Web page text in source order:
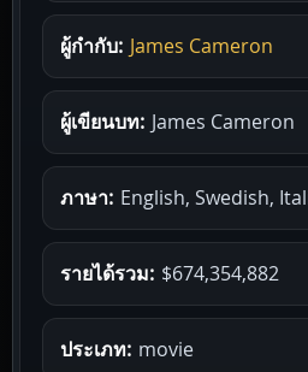
ผู้กำกับ: James Cameron
ผู้เขียนบท: James Cameron
ภาษา: English, Swedish,
รายได้รวม: $674,354,882
ประเภท: movie